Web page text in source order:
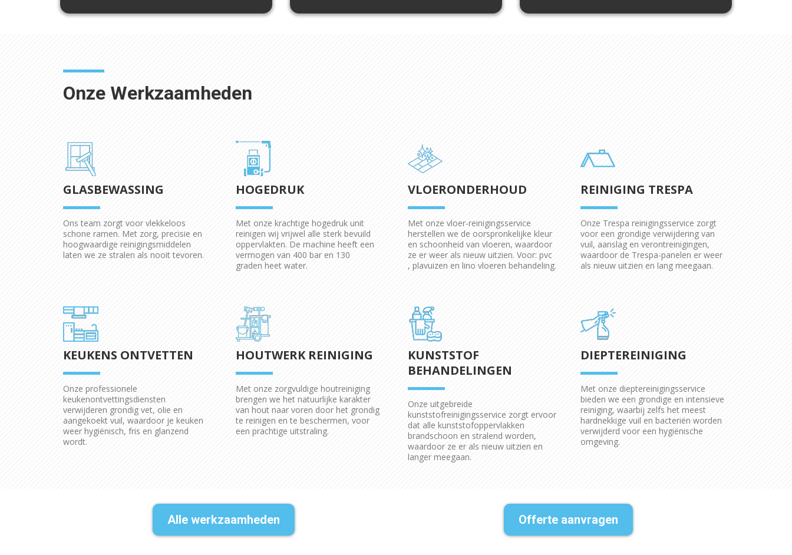
Onze Werkzaamheden
GLASBEWASSING
Ons team zorgt voor vlekkeloos
schone ramen. Met zorg, precisie en
hoogwaardige reinigingsmiddelen
laten we ze stralen als nooit tevoren.
HOGEDRUK
Met onze krachtige hogedruk unit
reinigen wij vrijwel alle sterk bevuild
oppervlakten. De machine heeft een
vermogen van 400 bar en 130
graden heet water.
VLOERONDERHOUD
Met onze vloer-reinigingsservice
herstellen we de oorspronkelijke kleur
en schoonheid van vloeren, waardoor
ze er weer als nieuw uitzien. Voor: pvc
, plavuizen en lino vloeren behandeling.
REINIGING TRESPA
Onze Trespa reinigingsservice zorgt
voor een grondige verwijdering van
vuil, aanslag en verontreinigingen,
waardoor de Trespa-panelen er weer
als nieuw uitzien en lang meegaan.
KEUKENS ONTVETTEN
Onze professionele
keukenontvettingsdiensten
verwijderen grondig vet, olie en
aangekoekt vuil, waardoor je keuken
weer hygiënisch, fris en glanzend
wordt.
HOUTWERK REINIGING
Met onze zorgvuldige houtreiniging
brengen we het natuurlijke karakter
van hout naar voren door het grondig
te reinigen en te beschermen, voor
een prachtige uitstraling.
KUNSTSTOF
BEHANDELINGEN
Onze uitgebreide
kunststofreinigingsservice zorgt ervoor
dat alle kunststofoppervlakken
brandschoon en stralend worden,
waardoor ze er als nieuw uitzien en
langer meegaan.
DIEPTEREINIGING
Met onze dieptereinigingsservice
bieden we een grondige en intensieve
reiniging, waarbij zelfs het meest
hardnekkige vuil en bacteriën worden
verwijderd voor een hygiënische
omgeving.
Alle werkzaamheden Offerte aanvragen